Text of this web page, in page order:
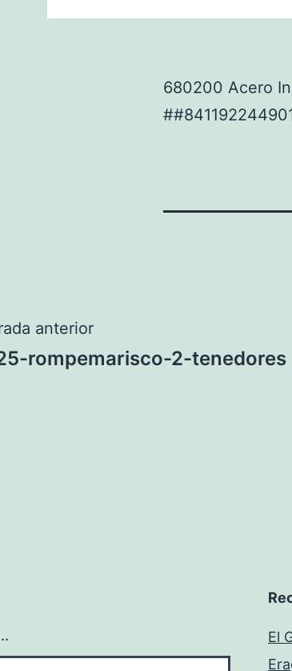
680200 Acero
anterior
rompemarisco-2-tenedores
El